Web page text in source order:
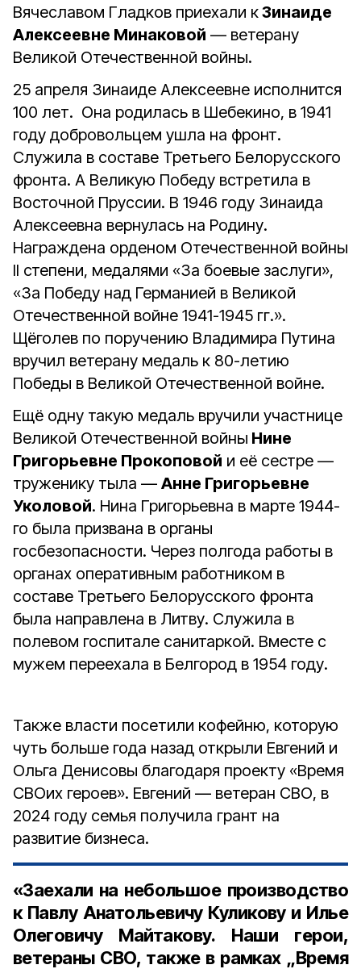
Вячеславом Гладков приехали кЗинаиде
Алексеевне Минаковой — ветерану
Великой Отечественной войны.
25 апреля Зинаиде Алексеевне исполнится
100 лет. Она родилась в Шебекино, в 1941
году добровольцем ушла на фронт.
Служила в составе Третьего Белорусского
фронта. А Великую Победу встретила в
Восточной Пруссии. В 1946 году Зинаида
Алексеевна вернулась на Родину.
Награждена орденом Отечественной войны
II степени, медалями «За боевые заслуги»,
«За Победу над Германией в Великой
Отечественной войне 1941-1945 гг.».
Щёголев по поручению Владимира Путина
вручил ветерану медаль к 80-летию
Победы в Великой Отечественной войне.
Ещё одну такую медаль вручили участнице
Великой Отечественной войны Нине
Григорьевне Прокоповой и её сестре —
труженику тыла — Анне Григорьевне
Уколовой. Нина Григорьевна в марте 1944-
го была призвана в органы
госбезопасности. Через полгода работы в
органах оперативным работником в
составе Третьего Белорусского фронта
была направлена в Литву. Служила в
полевом госпитале санитаркой. Вместе с
мужем переехала в Белгород в 1954 году.
Также власти посетили кофейню, которую
чуть больше года назад открыли Евгений и
Ольга Денисовы благодаря проекту «Время
СВОих героев». Евгений — ветеран СВО, в
2024 году семья получила грант на
развитие бизнеса.
«Заехали на небольшое производство
к Павлу Анатольевичу Куликову и Илье
Олеговичу Майтакову. Наши герои,
ветераны СВО, также в рамках „Время